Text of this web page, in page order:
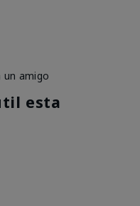
un amigo
esta